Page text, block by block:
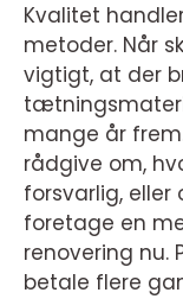
Kvalitet
metoder. Når
vigtigt, at der
mange år
rådgive om,
forsvarlig,
foretage en
renovering nu.
betale flere